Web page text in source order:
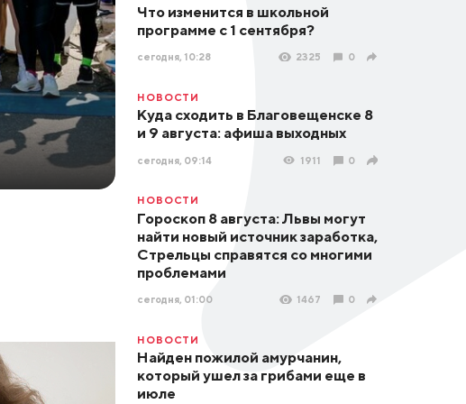
Что изменится в школьной
программе с 1 сентября?
сегодня, 10:28 2325 0
НОВОСТИ
Куда сходить в Благовещенске 8
и 9 августа: афиша выходных
сегодня, 09:14 1911 0
НОВОСТИ
Гороскоп 8 августа: Львы могут
найти новый источник заработка,
Стрельцы справятся со многими
проблемами
сегодня, 01:00 1467 0
НОВОСТИ
Найден пожилой амурчанин,
который ушел за грибами еще в
июле